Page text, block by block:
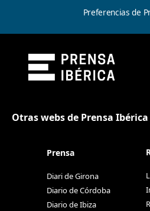
Preferencias de
Otras webs de Prensa
Prensa
Diari de Girona
Diario de Córdoba
Diario de Ibiza